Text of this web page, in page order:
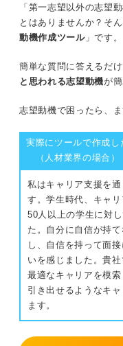
「第一志望以外の志望
とはありませんか？そ
動機作成ツール」です。
簡単な質問に答えるだ
と思われる志望動機が
志望動機で困ったら、
実際にツールで作成
（人材業界の場合）
私はキャリア支援を
す。学生時代、キャリ
50人以上の学生に対
た。自分に自信が持
し、自信を持って面
いを感じました。貴
最適なキャリアを模
引き出せるようなキ
ます。